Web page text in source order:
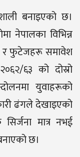
बनाइएको छ।
नेपालका विभिन्न
र फुटेजहरू समावेश
६३ को दोस्रो
युवाहरूको
ढंगले देखाइएको
मात्र नभई
छ।